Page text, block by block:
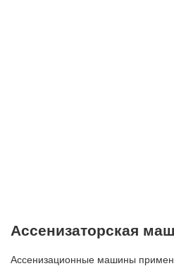
Ассенизаторская
Ассенизационные машины